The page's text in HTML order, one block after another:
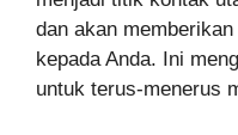
dan akan
kepada Anda. Ini
untuk terus-menerus